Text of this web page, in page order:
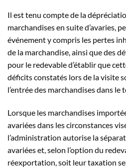
Il est tenu compte de la
marchandises en suite d’avaries,
événement y compris les pertes
de la marchandise, ainsi que des
pour le redevable d’établir que
déficits constatés lors de la visite
l’entrée des marchandises dans
Lorsque les marchandises
avariées dans les circonstances
l’administration autorise la
avariées et, selon l’option du
réexportation, soit leur taxation